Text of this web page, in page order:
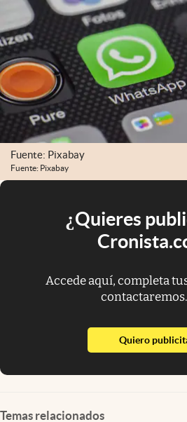
Fuente: Pixabay
Fuente: Pixabay
¿Quieres
Accede aquí, completa
contactaremos.
Quiero
Temas relacionados